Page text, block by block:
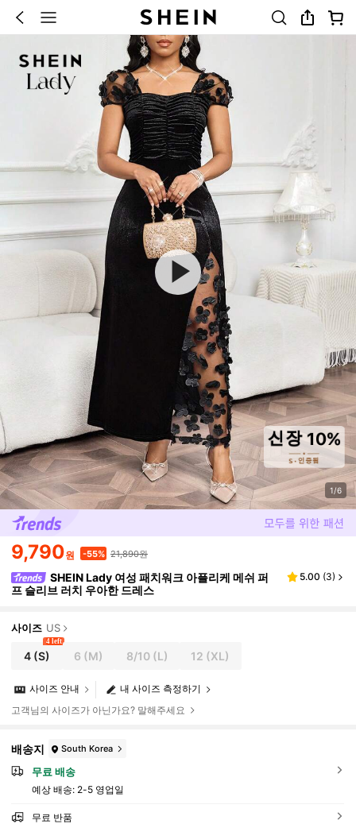
1/6
9,790원 -55% 21,890원
SHEIN Lady 여성 패치워크 아플리케 메쉬 퍼
프 슬리브 러치 우아한 드레스
5.00 (3)
사이즈 US
4 (S)
4 left
6 (M) 8/10(L) 12 (XL)
내 사이즈 측정하기
사이즈 안내
고객님의 사이즈가 아닌가요? 말해주세요
배송지 South Korea
무료 배송
예상 배송: 2-5 영업일
무료 반품